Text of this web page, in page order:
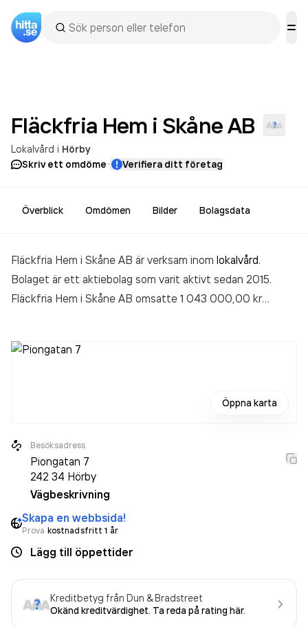
Fläckfria Hem i SkåneAB
Lokalvård i Hörby
Skriv ett omdöme· Verifiera ditt företag
Överblick Omdömen Bilder Bolagsdata
Fläckfria Hem i Skåne AB är verksam inom lokalvård.
Bolaget är ett aktiebolag som varit aktivt sedan 2015.
Fläckfria Hem i Skåne AB omsatte 1 043 000,00 kr
Öppna karta
Besöksadress
Piongatan 7
242 34 Hörby
Vägbeskrivning
Skapa en webbsida!
Prova kostnadsfritt 1 år
Lägg till öppettider
Kreditbetyg från Dun & Bradstreet
Okänd kreditvärdighet. Ta reda på rating här.